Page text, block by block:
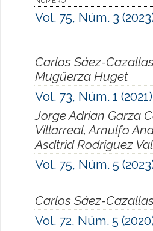
Vol. 75, Núm. 3
Carlos Sáez-
Mugüerza Huget
Vol. 73, Núm. 1 (2021)
Jorge Adrian Garza
Villarreal, Arnulfo
Asdtrid Rodriguez
Vol. 75, Núm. 5
Carlos Sáez-
Vol. 72, Núm. 5